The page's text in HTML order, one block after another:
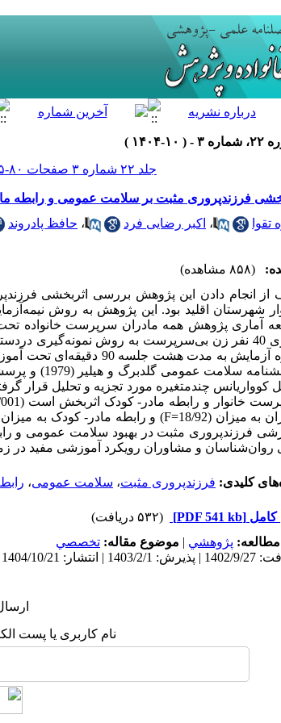
- ( ۱۰-۱۴۰۴ )
جلد ۲۲ شماره ۳ صفحات ۸۰-۶۵
فرزندپروری مثبت بر سلامت عمومی و رابطه
تقوا
، اکبر رضایی فرد ، حافظ پادروند
(۸۵۸ مشاهده)
از انجام دادن این پژوهش بررسی اثربخشی
شهرستان اقلید بود. این پژوهش به روش
گروه آزمایش به مدت
کوواریانس چندمتغیره مورد تجزیه و تحلیل قرار
فرزندپروری مثبت در بهبود سلامت عمومی و
روان­‌شناسان و مشاوران رویکرد آموزشی مفید در
کلیدی: فرزندپروری مثبت، سلامت عمومی،
کامل [PDF 541 kb]
(۵۳۲ دریافت)
پژوهشي | موضوع مقاله: تخصصي
2/1 | انتشار: 1404/10/21
نام کاربری یا پست